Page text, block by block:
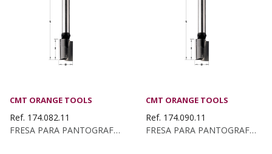
CMT ORANGE TOOLS
Ref. 174.082.11
FRESA PARA PANTOGRAFO Z2+1 S:8X47 D:8X40X90 DX
CMT ORANGE TOOLS
Ref. 174.090.11
FRESA PARA PANTOGRAFO Z2+1 HWM D:9X20 S:8 DX